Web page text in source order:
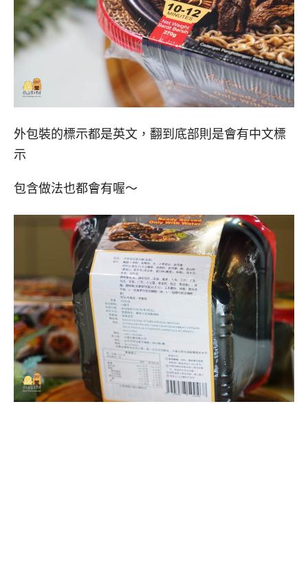
外包裝的標示都是英文，翻到底部則是會有中文標
示
包含做法也都會有喔～